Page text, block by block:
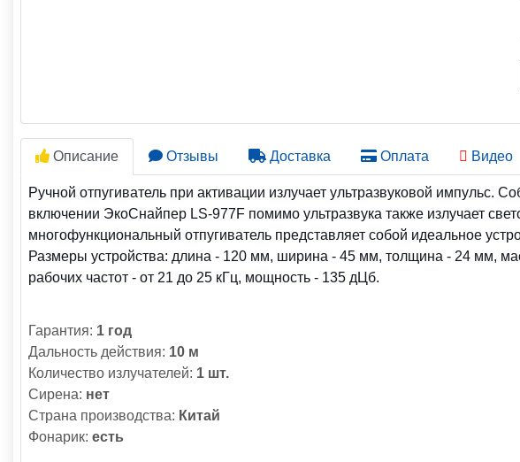
Описание Отзывы Доставка Оплата Видео
Ручной отпугиватель при активации излучает ультразвуковой импульс.
включении ЭкоСнайпер LS-977F помимо ультразвука также излучает
многофункциональный отпугиватель представляет собой идеальное
Размеры устройства: длина - 120 мм, ширина - 45 мм, толщина - 24 мм,
рабочих частот - от 21 до 25 кГц, мощность - 135 дЦб.
Гарантия: 1 год
Дальность действия: 10 м
Количество излучателей: 1 шт.
Сирена: нет
Страна производства: Китай
Фонарик: есть